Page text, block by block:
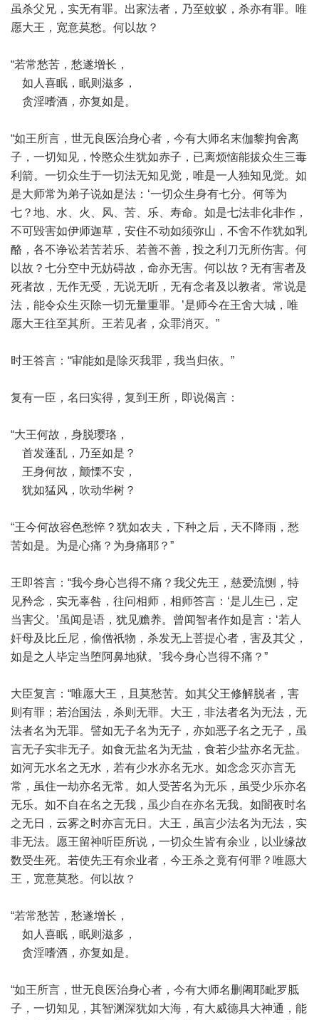
虽杀父兄，实无有罪。出家法者，乃至蚊蚁，杀亦有罪。唯
愿大王，宽意莫愁。何以故？
“若常愁苦，愁遂增长，
如人喜眠，眠则滋多，
贪淫嗜酒，亦复如是。
“如王所言，世无良医治身心者，今有大师名末伽黎拘舍离
子，一切知见，怜愍众生犹如赤子，已离烦恼能拔众生三毒
利箭。一切众生于一切法无知见觉，唯是一人独知见觉。如
是大师常为弟子说如是法：‘一切众生身有七分。何等为
七？地、水、火、风、苦、乐、寿命。如是七法非化非作，
不可毁害如伊师迦草，安住不动如须弥山，不舍不作犹如乳
酪，各不诤讼若苦若乐、若善不善，投之利刀无所伤害。何
以故？七分空中无妨碍故，命亦无害。何以故？无有害者及
死者故，无作无受，无说无听，无有念者及以教者。常说是
法，能令众生灭除一切无量重罪。’是师今在王舍大城，唯
愿大王往至其所。王若见者，众罪消灭。”
时王答言：“审能如是除灭我罪，我当归依。”
复有一臣，名曰实得，复到王所，即说偈言：
“大王何故，身脱璎珞，
首发蓬乱，乃至如是？
王身何故，颤慄不安，
犹如猛风，吹动华树？
“王今何故容色愁悴？犹如农夫，下种之后，天不降雨，愁
苦如是。为是心痛？为身痛耶？”
王即答言：“我今身心岂得不痛？我父先王，慈爱流恻，特
见矜念，实无辜咎，往问相师，相师答言：‘是儿生已，定
当害父。’虽闻是语，犹见赡养。曾闻智者作如是言：‘若人
奸母及比丘尼，偷僧祇物，杀发无上菩提心者，害及其父，
如是之人毕定当堕阿鼻地狱。’我今身心岂得不痛？”
大臣复言：“唯愿大王，且莫愁苦。如其父王修解脱者，害
则有罪；若治国法，杀则无罪。大王，非法者名为无法，无
法者名为无罪。譬如无子名为无子，亦如恶子名之无子，虽
言无子实非无子。如食无盐名为无盐，食若少盐亦名无盐。
如河无水名之无水，若有少水亦名无水。如念念灭亦言无
常，虽住一劫亦名无常。如人受苦名为无乐，虽受少乐亦名
无乐。如不自在名之无我，虽少自在亦名无我。如闇夜时名
之无日，云雾之时亦言无日。大王，虽言少法名为无法，实
非无法。愿王留神听臣所说，一切众生皆有余业，以业缘故
数受生死。若使先王有余业者，今王杀之竟有何罪？唯愿大
王，宽意莫愁。何以故？
“若常愁苦，愁遂增长，
如人喜眠，眠则滋多，
贪淫嗜酒，亦复如是。
“如王所言，世无良医治身心者，今有大师名删阇耶毗罗胝
子，一切知见，其智渊深犹如大海，有大威德具大神通，能